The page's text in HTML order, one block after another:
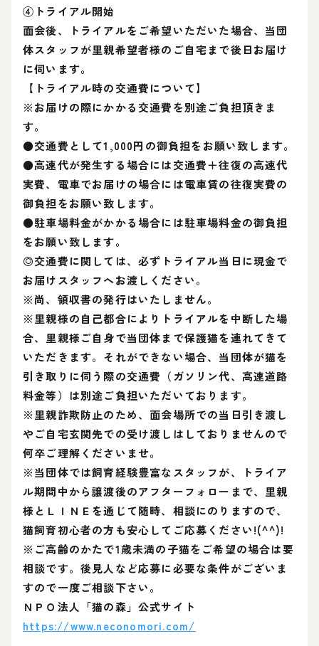
④トライアル開始
面会後、トライアルをご希望いただいた場合、当団
体スタッフが里親希望者様のご自宅まで後日お届け
に伺います。
【トライアル時の交通費について】
※お届けの際にかかる交通費を別途ご負担頂きま
す。
●交通費として1,000円の御負担をお願い致します。
●高速代が発生する場合には交通費＋往復の高速代
実費、電車でお届けの場合には電車賃の往復実費の
御負担をお願い致します。
●駐車場料金がかかる場合には駐車場料金の御負担
をお願い致します。
◎交通費に関しては、必ずトライアル当日に現金で
お届けスタッフへお渡しください。
※尚、領収書の発行はいたしません。
※里親様の自己都合によりトライアルを中断した場
合、里親様ご自身で当団体まで保護猫を連れてきて
いただきます。それができない場合、当団体が猫を
引き取りに伺う際の交通費（ガソリン代、高速道路
料金等）は別途ご負担いただいております。
※里親詐欺防止のため、面会場所での当日引き渡し
やご自宅玄関先での受け渡しはしておりませんので
何卒ご理解くださいませ。
※当団体では飼育経験豊富なスタッフが、トライア
ル期間中から譲渡後のアフターフォローまで、里親
様とＬＩＮＥを通じて随時、相談にのりますので、
猫飼育初心者の方も安心してご応募ください!(^^)!
※ご高齢のかたで1歳未満の子猫をご希望の場合は要
相談です。後見人など応募に必要な条件がございま
すので一度ご相談下さい。
ＮＰＯ法人「猫の森」公式サイト
https://www.neconomori.com/